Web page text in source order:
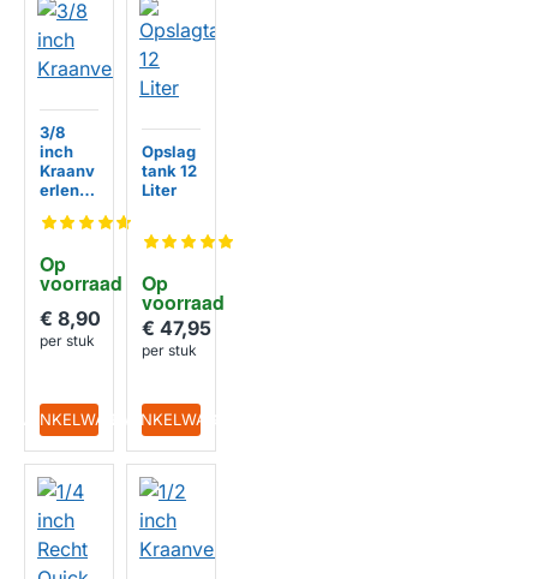
HUISMERK
Op
voorraad
3/8
inch
Kraanv
erlenge
€ 8,90
per stuk
IN WINKELWAGEN
Op
voorraad
Opslag
tank 12
Liter
€ 47,95
per stuk
IN WINKELWAGEN